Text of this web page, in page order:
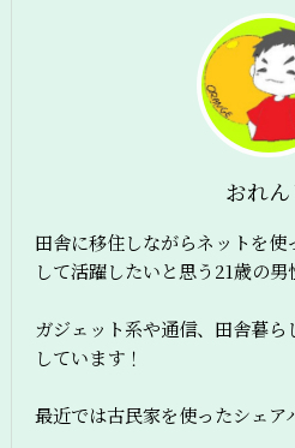
おれん
田舎に移住しながらネットを使
して活躍したいと思う21歳の男
ガジェット系や通信、田舎暮
しています！
最近では古民家を使ったシェア